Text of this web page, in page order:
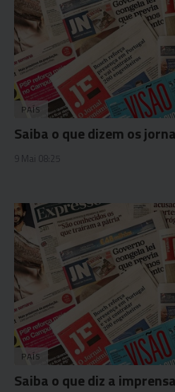
PAÍS
Saiba o que dizem os
9 Mai 08:25
PAÍS
Saiba o que diz a